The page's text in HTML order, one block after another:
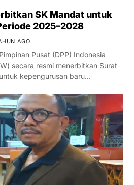
SK Mandat untuk
2025–2028
AGO
Pusat (DPP) Indonesia
secara resmi menerbitkan Surat
kepengurusan baru…